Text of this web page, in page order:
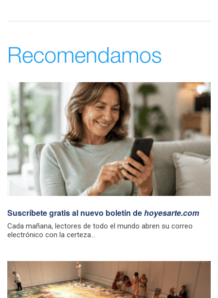
Recomendamos
Suscríbete gratis al nuevo boletín dehoyesarte.com
Cada mañana, lectores de todo el mundo abren su correo
electrónico con la certeza...